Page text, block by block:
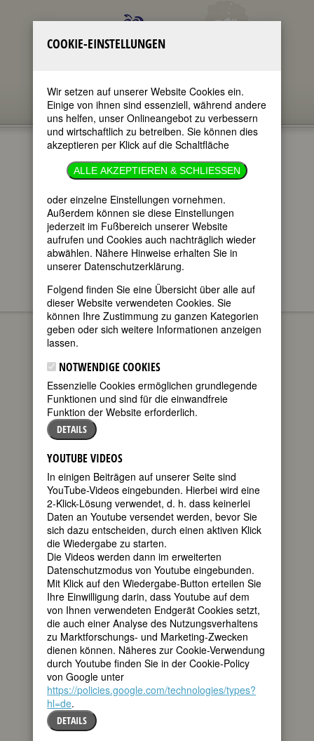
GEDENKTAGE
26.4.2026
im ganzen Text
nur in Titeln
Hier finden Sie - im täglichen Wechsel -
die aktuellen Gedenktage bedeutender
Frauen. Wenn Sie mehr über diese
Frauen wissen möchten oder sich über
kommende Gedenktage informieren
wollen, empfehlen wir Ihnen die
FemBio-Datenbank.
Zum heutigen Datum passen 40
Geburtstage
Schweizer Sagensammlerin (Bündner
Sagen) und Schriftstellerin
* 26. April 1826 in Sarn, Kanton
Graubünden
† 13. Oktober 1912 in ebd.
Details
170. Geburtstag:Anne Jane Granniss
amerikanische Schriftstellerin
* 26. April 1856 in Berlin, CN
† 01. Juli 1947 in Plainfield
Details
140. Geburtstag:Ma Rainey, eig.
Gertrude Malissa Nix Pridgett
amerikanische Bluessängerin
* 26. April 1886 in Columbus, GA
† 22. Dezember 1939 in Columbus, GA
Details
COOKIE-EINSTELLUNGEN
Wir setzen auf unserer Website Cookies ein.
Einige von ihnen sind essenziell, während andere
uns helfen, unser Onlineangebot zu verbessern
und wirtschaftlich zu betreiben. Sie können dies
akzeptieren per Klick auf die Schaltfläche
ALLE AKZEPTIEREN & SCHLIESSEN
oder einzelne Einstellungen vornehmen.
Außerdem können sie diese Einstellungen
jederzeit im Fußbereich unserer Website
aufrufen und Cookies auch nachträglich wieder
abwählen. Nähere Hinweise erhalten Sie in
unserer Datenschutzerklärung.
Folgend finden Sie eine Übersicht über alle auf
dieser Website verwendeten Cookies. Sie
können Ihre Zustimmung zu ganzen Kategorien
geben oder sich weitere Informationen anzeigen
lassen.
NOTWENDIGE COOKIES
Essenzielle Cookies ermöglichen grundlegende
Funktionen und sind für die einwandfreie
Funktion der Website erforderlich.
DETAILS
YOUTUBE VIDEOS
In einigen Beiträgen auf unserer Seite sind
YouTube-Videos eingebunden. Hierbei wird eine
2-Klick-Lösung verwendet, d. h. dass keinerlei
Daten an Youtube versendet werden, bevor Sie
sich dazu entscheiden, durch einen aktiven Klick
die Wiedergabe zu starten.
Die Videos werden dann im erweiterten
Datenschutzmodus von Youtube eingebunden.
Mit Klick auf den Wiedergabe-Button erteilen Sie
Ihre Einwilligung darin, dass Youtube auf dem
von Ihnen verwendeten Endgerät Cookies setzt,
die auch einer Analyse des Nutzungsverhaltens
zu Marktforschungs- und Marketing-Zwecken
dienen können. Näheres zur Cookie-Verwendung
durch Youtube finden Sie in der Cookie-Policy
von Google unter
https://policies.google.com/technologies/types?
hl=de.
DETAILS